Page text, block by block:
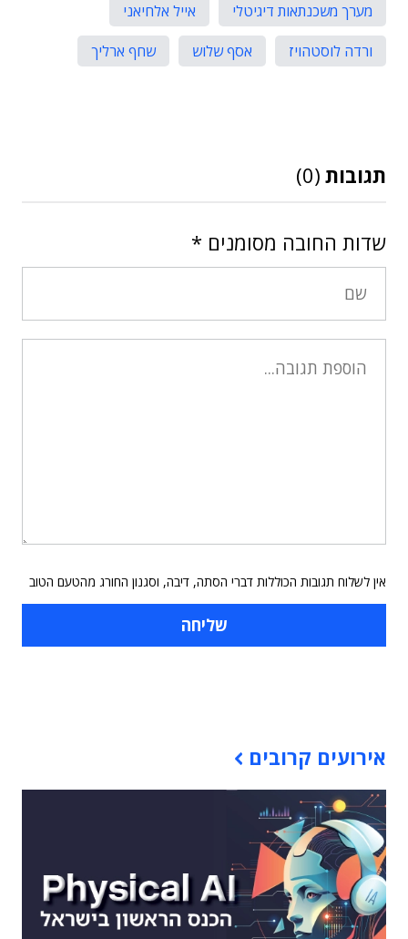
מערך משכנתאות דיגיטלי
אייל אלחיאני
ורדה לוסטהויז
אסף שלוש שחף ארליך
תגובות (0)
שדות החובה מסומנים *
אין לשלוח תגובות הכוללות דברי הסתה, דיבה, וסגנון החורג מהטעם הטוב
אירועים קרובים